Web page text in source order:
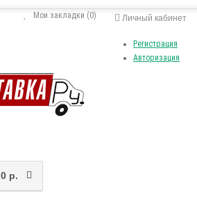
Личный кабинет
Регистрация
Авторизация
Мои закладки (0)
0 р.